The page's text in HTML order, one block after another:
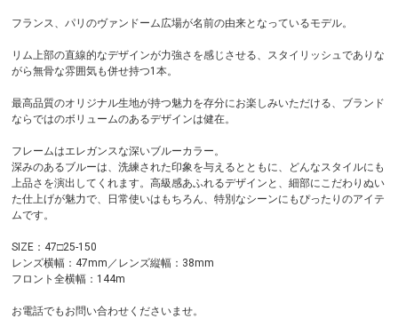
フランス、パリのヴァンドーム広場が名前の由来となっているモデル。
リム上部の直線的なデザインが力強さを感じさせる、スタイリッシュでありな
がら無骨な雰囲気も併せ持つ1本。
最高品質のオリジナル生地が持つ魅力を存分にお楽しみいただける、ブランド
ならではのボリュームのあるデザインは健在。
フレームはエレガンスな深いブルーカラー。
深みのあるブルーは、洗練された印象を与えるとともに、どんなスタイルにも
上品さを演出してくれます。高級感あふれるデザインと、細部にこだわりぬい
た仕上げが魅力で、日常使いはもちろん、特別なシーンにもぴったりのアイテ
ムです。
SIZE：47□25-150
レンズ横幅：47mm／レンズ縦幅：38mm
フロント全横幅：144m
お電話でもお問い合わせくださいませ。